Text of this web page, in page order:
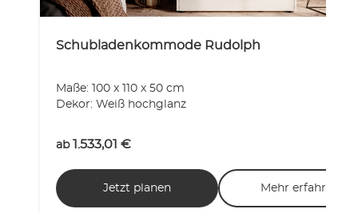
Schubladenkommode Rudolph
Maße: 100 x 110 x 50 cm
Dekor: Weiß hochglanz
ab 1.533,01 €
Jetzt planen Mehr erfahren